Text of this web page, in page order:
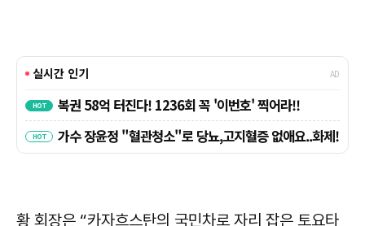
황 회장은 “카자흐스탄의 국민차로 자리 잡은 토요타